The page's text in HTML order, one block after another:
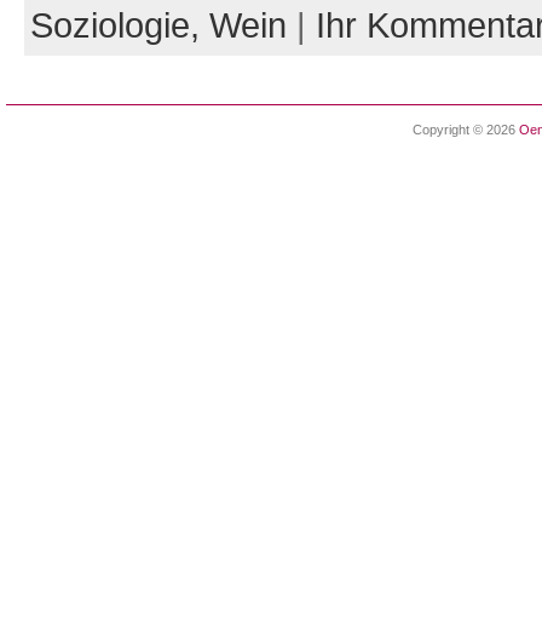
Soziologie, Wein | Ihr
Copyright © 2026